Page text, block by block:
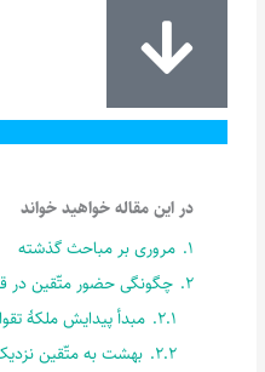
در این مقاله خواهید خواند
1. مروری بر مباحث گذشته
2. چگونگی حضور متّقین در
2.1. مبدأ پیدایش ملکۀ تقوا
2.2. بهشت به متّقین